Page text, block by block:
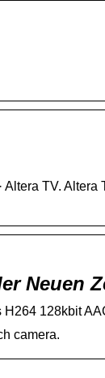
TV. Altera
Neuen
128kbit
camera.